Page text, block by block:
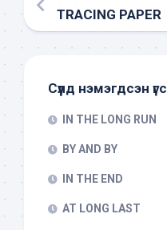
TRACING PAPER
Сүүлд нэмэгдсэн үгс
IN THE LONG RUN
BY AND BY
IN THE END
AT LONG LAST